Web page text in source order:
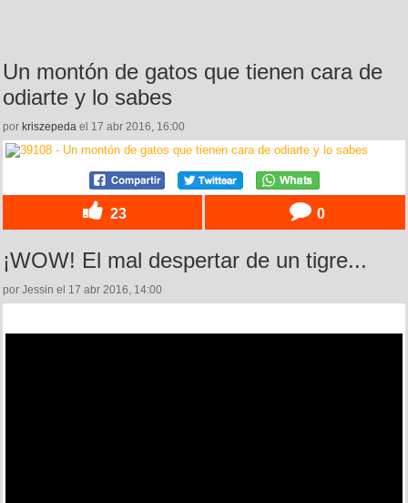
Un montón de gatos que tienen cara de
odiarte y lo sabes
por kriszepeda el 17 abr 2016, 16:00
23 0
¡WOW! El mal despertar de un tigre...
por Jessin el 17 abr 2016, 14:00